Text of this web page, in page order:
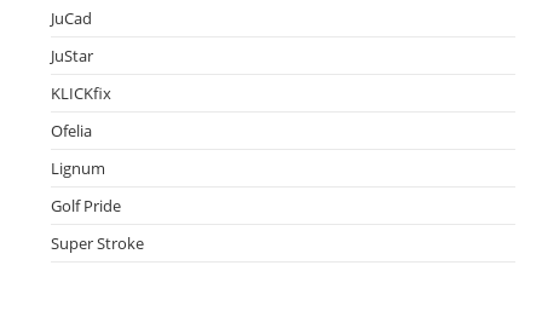
JuCad
JuStar
KLICKfix
Ofelia
Lignum
Golf Pride
Super Stroke